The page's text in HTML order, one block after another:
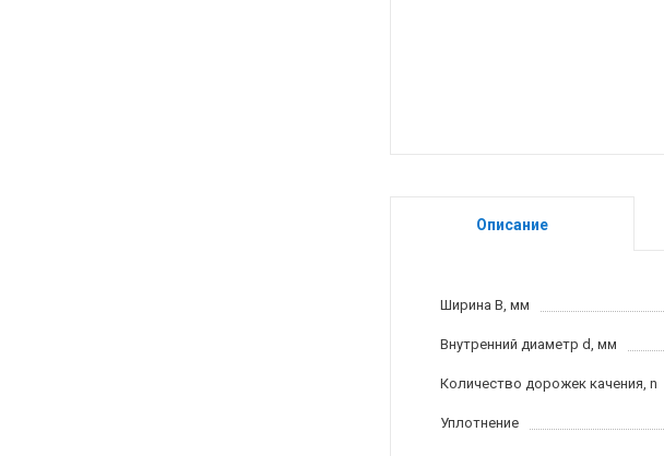
Описание
Ширина B, мм
Внутренний диаметр d, мм
Количество дорожек качения, n
Уплотнение